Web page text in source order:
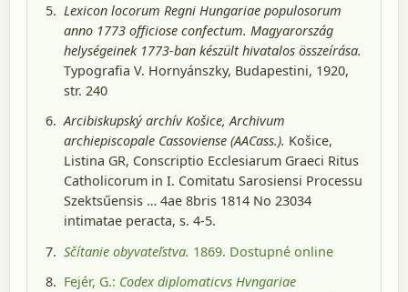
Lexicon locorum Regni Hungariae populosorum
anno 1773 officiose confectum. Magyarország
helységeinek 1773-ban készült hivatalos összeírása.
Typografia V. Hornyánszky, Budapestini, 1920,
str. 240
Arcibiskupský archív Košice, Archivum
archiepiscopale Cassoviense (AACass.). Košice,
Listina GR, Conscriptio Ecclesiarum Graeci Ritus
Catholicorum in I. Comitatu Sarosiensi Processu
Szektsűensis … 4ae 8bris 1814 No 23034
intimatae peracta, s. 4-5.
Sčítanie obyvateľstva. 1869. Dostupné online
Fejér, G.: Codex diplomaticvs Hvngariae